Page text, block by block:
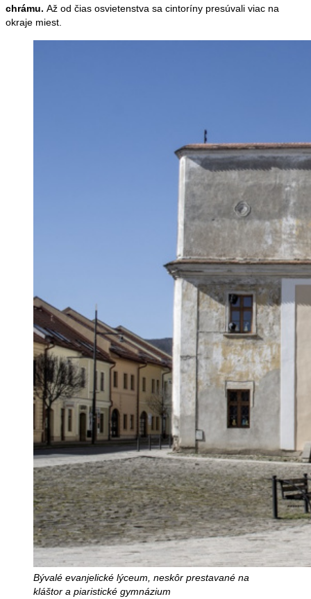
chrámu. Až od čias osvietenstva sa cintoríny presúvali viac na
okraje miest.
Bývalé evanjelické lýceum, neskôr prestavané na
kláštor a piaristické gymnázium